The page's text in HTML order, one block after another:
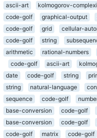
ascii-art
kolmogorov-
code-golf
graphical-output
code-golf
grid cellular-
code-golf
string
arithmetic
rational-numbers
code-golf
ascii-art
date
code-golf string
string
natural-language
sequence
code-golf
base-conversion
code-golf
base-conversion
code-golf
code-golf
matrix code-golf